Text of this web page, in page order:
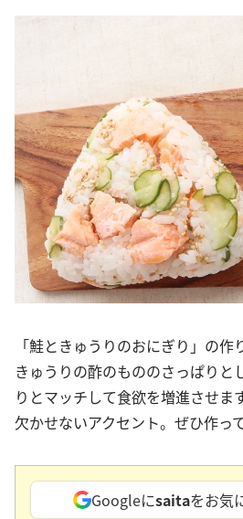
「鮭ときゅうりのおにぎり」の作
きゅうりの酢のもののさっぱりと
りとマッチして食欲を増進させま
欠かせないアクセント。ぜひ作っ
Googleにsaitaをお気